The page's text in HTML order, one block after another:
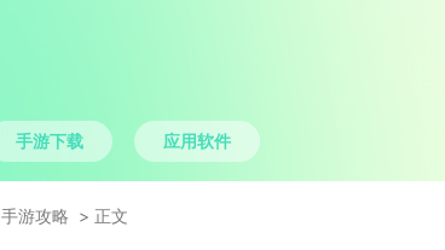
手游下载 应用软件
手游攻略 正文